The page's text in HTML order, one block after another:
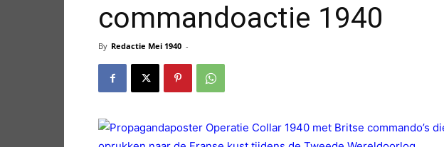
commandoactie 1940
By Redactie Mei 1940 -